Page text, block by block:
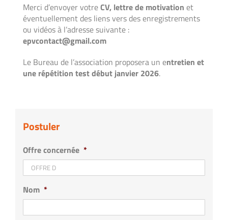
Merci d’envoyer votreCV, lettre de motivation et
éventuellement des liens vers des enregistrements
ou vidéos à l’adresse suivante :
epvcontact@gmail.com
Le Bureau de l’association proposera un entretien et
une répétition test début janvier 2026.
Postuler
Offre concernée *
Nom *